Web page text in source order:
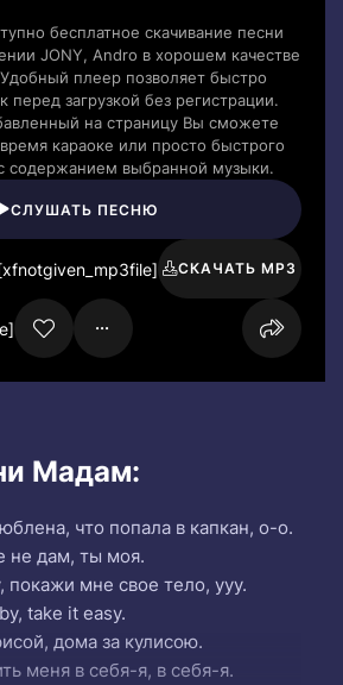
бесплатное скачивание песни
JONY, Andro в хорошем качестве
плеер позволяет быстро
перед загрузкой без регистрации.
на страницу Вы сможете
караоке или просто быстрого
содержанием выбранной музыки.
СЛУШАТЬ ПЕСНЮ
СКАЧАТЬ MP3
Мадам:
что попала в капкан, о-о.
не дам, ты моя.
покажи мне свое тело, ууу.
take it easy.
дома за кулисою.
меня в себя-я, в себя-я.